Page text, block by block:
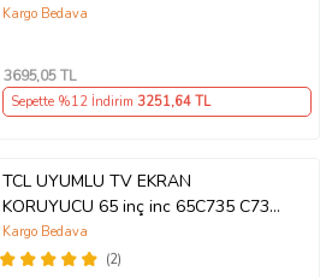
214cm 216 Ekran Tv ekran Koruyucu
Kargo Bedava
3695,05 TL
Sepette %12 İndirim 3251,64 TL
TCL UYUMLU TV EKRAN
KORUYUCU 65 inç inc 65C735 C735
TCL QLED 4K TV
(2)
Kargo Bedava